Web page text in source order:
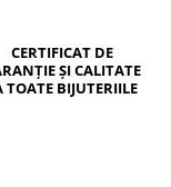
CERTIFICAT DE
ȘI CALITATE
TOATE BIJUTERIILE